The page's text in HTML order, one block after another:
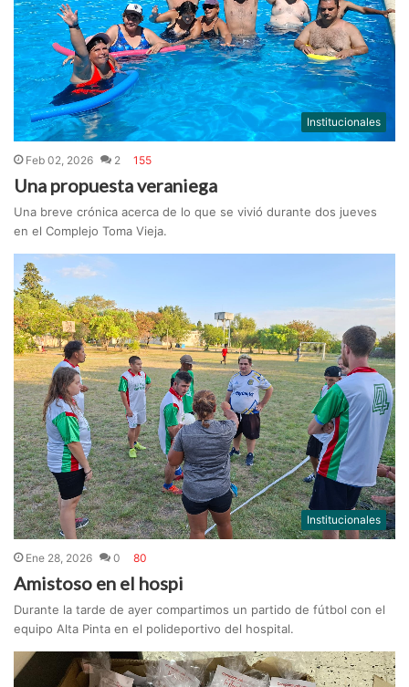
Institucionales
Feb 02, 2026 2 155
Una propuesta veraniega
Una breve crónica acerca de lo que se vivió durante dos jueves
en el Complejo Toma Vieja.
Institucionales
Ene 28, 2026 0 80
Amistoso en el hospi
Durante la tarde de ayer compartimos un partido de fútbol con el
equipo Alta Pinta en el polideportivo del hospital.